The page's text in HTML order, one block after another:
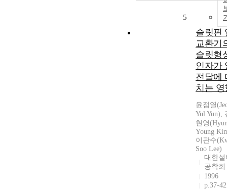
5
슬릿핀
교환기
슬릿형
인자가
전달에
치는 영
윤점열
Yul Yun),
현영
Young
이관수
Soo Lee)
대한설
공학회
1996
p.37-42